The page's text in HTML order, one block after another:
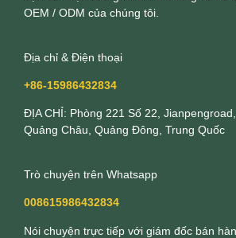
OEM / ODM của chúng tôi.
Địa chỉ & Điện thoại
+86-15986432834
ĐỊA CHỈ: Phòng 221 Số 22,
Quảng Châu, Quảng Đông, Trung Quốc
Trò chuyện trên Whatsapp
008615986432834
Nói chuyện trực tiếp với giám đốc bán